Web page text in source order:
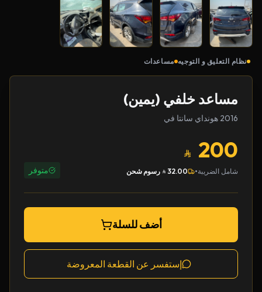
نظام التعليق و التوجيه مساعدات
مساعد خلفي (يمين)
2016 هونداي سانتا في
200
شامل الضريبة•
32.00 رسوم شحن متوفر
أضف للسلة
إستفسر عن القطعة المعروضة